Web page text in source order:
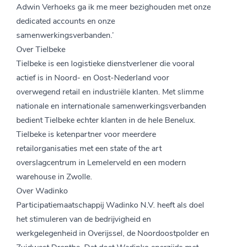
Adwin Verhoeks ga ik me meer bezighouden met onze
dedicated accounts en onze
samenwerkingsverbanden.’
Over Tielbeke
Tielbeke is een logistieke dienstverlener die vooral
actief is in Noord- en Oost-Nederland voor
overwegend retail en industriële klanten. Met slimme
nationale en internationale samenwerkingsverbanden
bedient Tielbeke echter klanten in de hele Benelux.
Tielbeke is ketenpartner voor meerdere
retailorganisaties met een state of the art
overslagcentrum in Lemelerveld en een modern
warehouse in Zwolle.
Over Wadinko
Participatiemaatschappij Wadinko N.V. heeft als doel
het stimuleren van de bedrijvigheid en
werkgelegenheid in Overijssel, de Noordoostpolder en